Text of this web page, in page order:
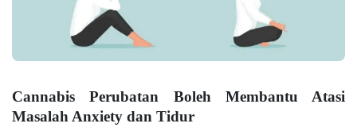
Cannabis Perubatan Boleh Membantu Atasi
Masalah Anxiety dan Tidur